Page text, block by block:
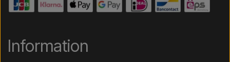
Information